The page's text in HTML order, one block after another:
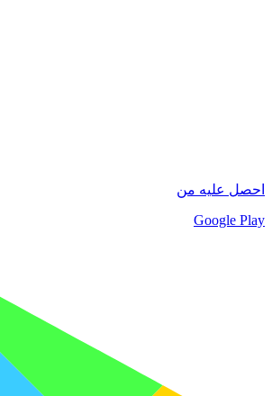
احصل عليه من
Google Play